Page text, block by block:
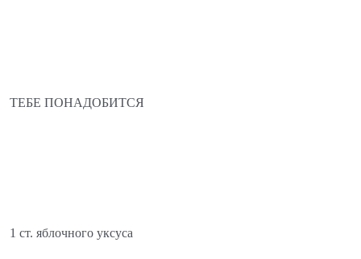
ТЕБЕ ПОНАДОБИТСЯ
1 ст. яблочного уксуса